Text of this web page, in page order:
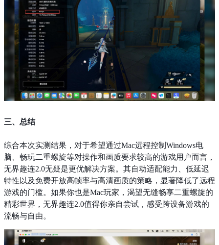
三、总结
综合本次实测结果，对于希望通过Mac远程控制Windows电
脑、畅玩二重螺旋等对操作和画质要求较高的游戏用户而言，
无界趣连2.0无疑是更优解决方案。其自动适配能力、低延迟
特性以及免费开放高帧率与高清画质的策略，显著降低了远程
游戏的门槛。如果你也是Mac玩家，渴望无缝畅享二重螺旋的
精彩世界，无界趣连2.0值得你亲自尝试，感受跨设备游戏的
流畅与自由。